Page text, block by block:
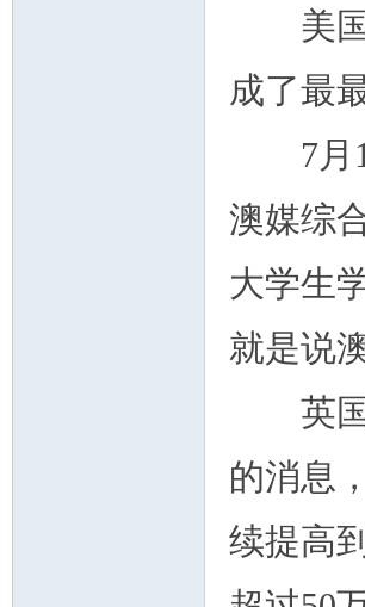
美国
成了最
7月1
澳媒综
大学生
就是说
英国
的消息
续提高